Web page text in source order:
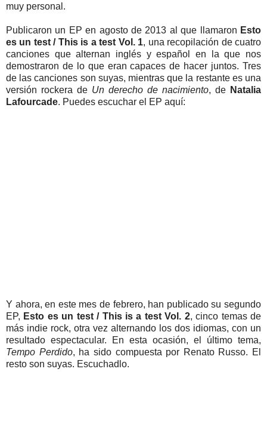
muy personal.
Publicaron un EP en agosto de 2013 al que llamaron Esto
es un test / This is a test Vol. 1, una recopilación de cuatro
canciones que alternan inglés y español en la que nos
demostraron de lo que eran capaces de hacer juntos. Tres
de las canciones son suyas, mientras que la restante es una
versión rockera de Un derecho de nacimiento, de Natalia
Lafourcade. Puedes escuchar el EP aquí:
Y ahora, en este mes de febrero, han publicado su segundo
EP, Esto es un test / This is a test Vol. 2, cinco temas de
más indie rock, otra vez alternando los dos idiomas, con un
resultado espectacular. En esta ocasión, el último tema,
Tempo Perdido, ha sido compuesta por Renato Russo. El
resto son suyas. Escuchadlo.